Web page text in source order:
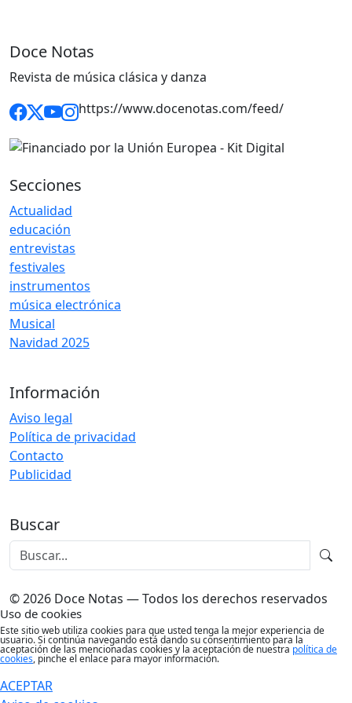
Doce Notas
Revista de música clásica y danza
https://www.docenotas.com/feed/
Secciones
Actualidad
educación
entrevistas
festivales
instrumentos
música electrónica
Musical
Navidad 2025
Información
Aviso legal
Política de privacidad
Contacto
Publicidad
Buscar
© 2026 Doce Notas — Todos los derechos reservados
Uso de cookies
Este sitio web utiliza cookies para que usted tenga la mejor experiencia de
usuario. Si continúa navegando está dando su consentimiento para la
aceptación de las mencionadas cookies y la aceptación de nuestra política de
cookies, pinche el enlace para mayor información.
ACEPTAR